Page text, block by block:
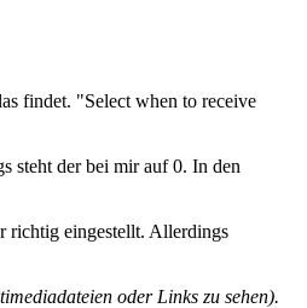
findet. "Select when to receive
steht der bei mir auf 0. In den
richtig eingestellt. Allerdings
oder Links zu sehen).